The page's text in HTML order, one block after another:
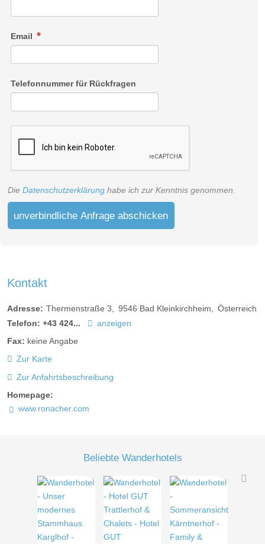
Email
Telefonnummer für Rückfragen
Die Datenschutzerklärung habe ich zur Kenntnis genommen.
unverbindliche Anfrage abschicken
Kontakt
Adresse: Thermenstraße 3 9546 Bad Kleinkirchheim
Österreich
Telefon: +43 424...
anzeigen
Fax: keine Angabe
Zur Karte
Zur Anfahrtsbeschreibung
Homepage:
www.ronacher.com
Beliebte Wanderhotels